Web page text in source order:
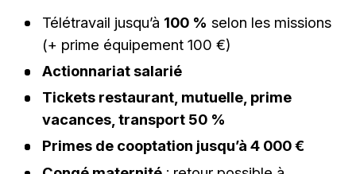
Télétravail jusqu’à 100 % selon les missions
(+ prime équipement 100 €)
Actionnariat salarié
Tickets restaurant, mutuelle, prime
vacances, transport 50 %
Primes de cooptation jusqu’à 4 000 €